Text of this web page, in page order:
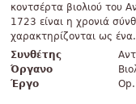
κοντσέρτα βιολιού του
1723 είναι η χρονιά
χαρακτηρίζονται ως
Συνθέτης
Όργανο
Έργο